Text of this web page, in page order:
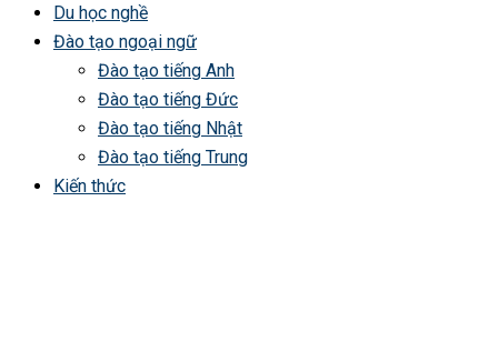
Du học nghề
Đào tạo ngoại ngữ
Đào tạo tiếng Anh
Đào tạo tiếng Đức
Đào tạo tiếng Nhật
Đào tạo tiếng Trung
Kiến thức